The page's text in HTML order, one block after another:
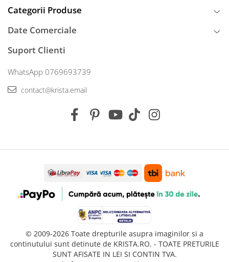
Categorii Produse
Date Comerciale
Suport Clienti
WhatsApp 0769693739
contact@krista.email
© 2009-2026 Toate drepturile asupra imaginilor si a
continutului sunt detinute de KRISTA.RO. - TOATE PRETURILE
SUNT AFISATE IN LEI SI CONTIN TVA.